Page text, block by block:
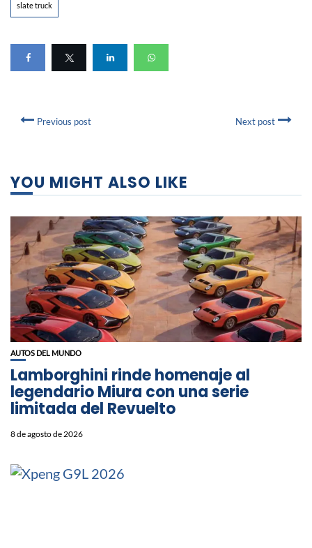
slate truck
Previous post Next post
YOU MIGHT ALSO LIKE
AUTOS DEL MUNDO
Lamborghini rinde homenaje al
legendario Miura con una serie
limitada del Revuelto
8 de agosto de 2026